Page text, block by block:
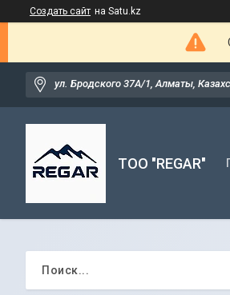
Создать сайт на Satu.kz
ул. Бродского 37А/1, Алматы,
TOO "REGAR"